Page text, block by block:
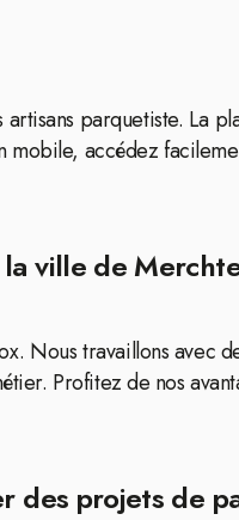
parquetiste. La
accédez
ville de
Nous travaillons avec
Profitez de nos
des projets de